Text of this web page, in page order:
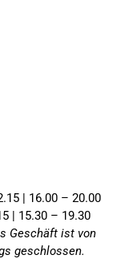
| 16.00 – 20.00
| 15.30 – 19.30
Geschäft ist von
geschlossen.